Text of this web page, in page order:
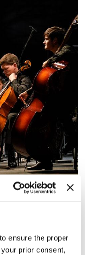
ensure the proper
prior consent,
di questo